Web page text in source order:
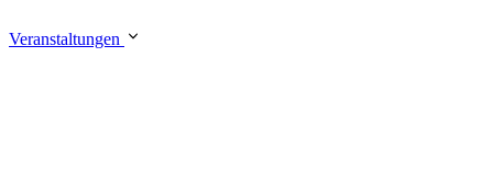
Veranstaltungen